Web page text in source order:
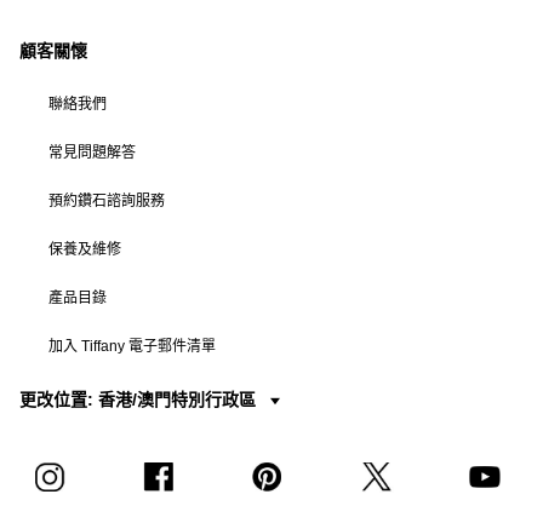
顧客關懷
聯絡我們
常見問題解答
預約鑽石諮詢服務
保養及維修
產品目錄
加入 Tiffany 電子郵件清單
更改位置: 香港/澳門特別行政區